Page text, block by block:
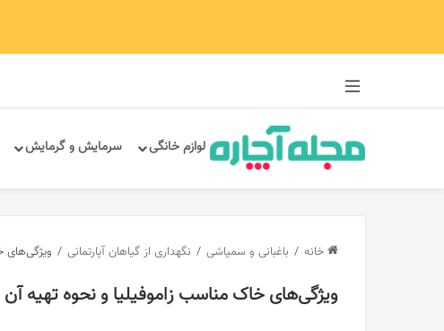
لوازم خانگی سرمایش و گرمایش
خانه / باغبانی و سمپاشی / نگهداری از گیاهان آپارتمانی / ویژگی‌های
ویژگی‌های خاک مناسب زاموفیلیا و نحوه تهیه آن